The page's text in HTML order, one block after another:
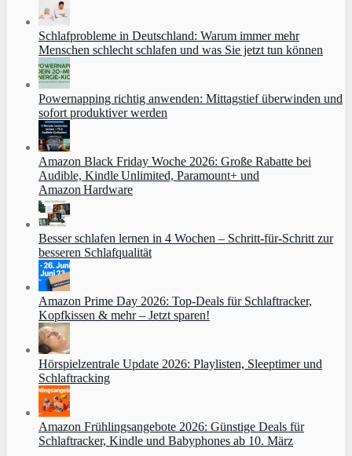
Schlafprobleme in Deutschland: Warum immer mehr
Menschen schlecht schlafen und was Sie jetzt tun können
Powernapping richtig anwenden: Mittagstief überwinden und
sofort produktiver werden
Amazon Black Friday Woche 2026: Große Rabatte bei
Audible, Kindle Unlimited, Paramount+ und
Amazon Hardware
Besser schlafen lernen in 4 Wochen – Schritt‑für‑Schritt zur
besseren Schlafqualität
Amazon Prime Day 2026: Top-Deals für Schlaftracker,
Kopfkissen & mehr – Jetzt sparen!
Hörspielzentrale Update 2026: Playlisten, Sleeptimer und
Schlaftracking
Amazon Frühlingsangebote 2026: Günstige Deals für
Schlaftracker, Kindle und Babyphones ab 10. März